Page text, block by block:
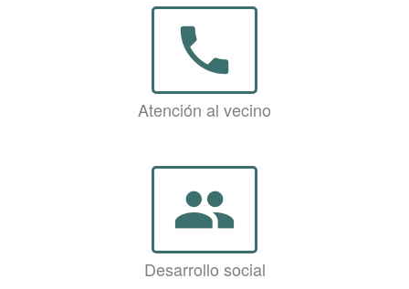
phone
Atención al vecino
group
Desarrollo social